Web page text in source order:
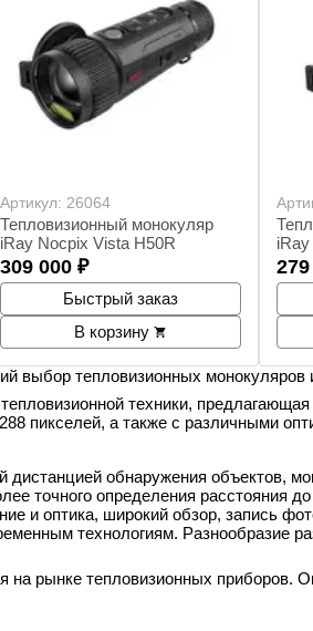
Артикул: 26064
Тепловизионный монокуляр
iRay Nocpix Vista H50R
309 000 ₽
Быстрый заказ
В корзину
выбор тепловизионных
техники,
пикселей, а также с различными
обнаружения объектов,
точного определения расстояния
и оптика, широкий обзор, запись
технологиям. Разнообразие
рынке тепловизионных приборов.